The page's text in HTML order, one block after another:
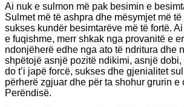
Ai nuk e sulmon më pak besimin e
Sulmet më të ashpra dhe mësymjet më
sukses kundër besimtarëve më të fortë.
e fuqishme, merr shkak nga provanitë e
ndonjëherë edhe nga ato të ndritura dhe
shpëtojë asnjë pozitë ndikimi, asnjë
do t’i japë forcë, sukses dhe gjenialitet
përherë zgjuar dhe për ta shohur grurin e
Perëndisë.